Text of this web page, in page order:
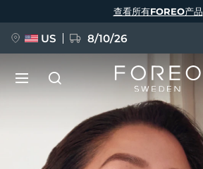
查看所有FOREO产品
US 8/10/26
BREAKING NEWS